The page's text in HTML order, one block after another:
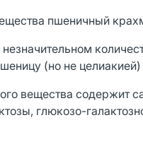
пшеничный
(но не
вещества содержит
глюкозо-